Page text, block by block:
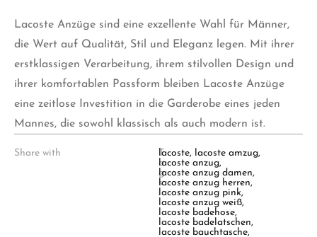
Lacoste Anzüge sind eine exzellente Wahl für Männer,
die Wert auf Qualität, Stil und Eleganz legen. Mit ihrer
erstklassigen Verarbeitung, ihrem stilvollen Design und
ihrer komfortablen Passform bleiben Lacoste Anzüge
eine zeitlose Investition in die Garderobe eines jeden
Mannes, die sowohl klassisch als auch modern ist.
Share with
T
a
g
s
:
lacoste, lacoste amzug,
lacoste anzug,
lacoste anzug damen,
lacoste anzug herren,
lacoste anzug pink,
lacoste anzug weiß,
lacoste badehose,
lacoste badelatschen,
lacoste bauchtasche,